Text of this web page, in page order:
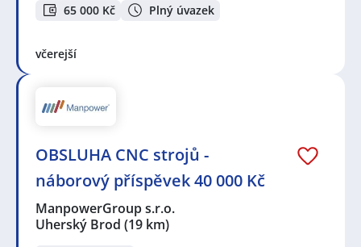
65 000 Kč Plný úvazek
včerejší
OBSLUHA CNC strojů -
náborový příspěvek 40 000 Kč
ManpowerGroup s.r.o.
Uherský Brod (19 km)